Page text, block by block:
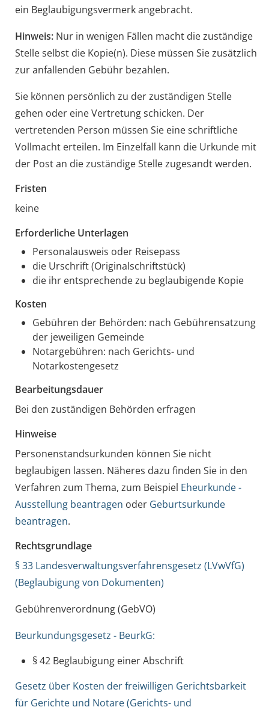
ein Beglaubigungsvermerk angebracht.
Hinweis:Nur in wenigen Fällen macht die zuständige
Stelle selbst die Kopie(n). Diese müssen Siezusätzlich
zur anfallenden Gebühr bezahlen.
Sie können persönlich zu der zuständigen Stelle
gehen oder eine Vertretung schicken. Der
vertretenden Person müssen Sie eine schriftliche
Vollmacht erteilen. Im Einzelfall kann die Urkunde mit
der Post an die zuständige Stelle zugesandt werden.
Fristen
keine
Erforderliche Unterlagen
Personalausweis oder Reisepass
die Urschrift (Originalschriftstück)
die ihr entsprechende zu beglaubigende Kopie
Kosten
Gebühren der Behörden: nach Gebührensatzung
der jeweiligen Gemeinde
Notargebühren: nach Gerichts- und
Notarkostengesetz
Bearbeitungsdauer
Bei den zuständigen Behörden erfragen
Hinweise
Personenstandsurkunden können Sie nicht
beglaubigen lassen. Näheres dazu finden Sie in den
Verfahren zum Thema, zum Beispiel Eheurkunde -
Ausstellung beantragen oder Geburtsurkunde
beantragen.
Rechtsgrundlage
§ 33 Landesverwaltungsverfahrensgesetz (LVwVfG)
(Beglaubigung von Dokumenten)
Gebührenverordnung (GebVO)
Beurkundungsgesetz - BeurkG:
§ 42 Beglaubigung einer Abschrift
Gesetz über Kosten der freiwilligen Gerichtsbarkeit
für Gerichte und Notare (Gerichts- und